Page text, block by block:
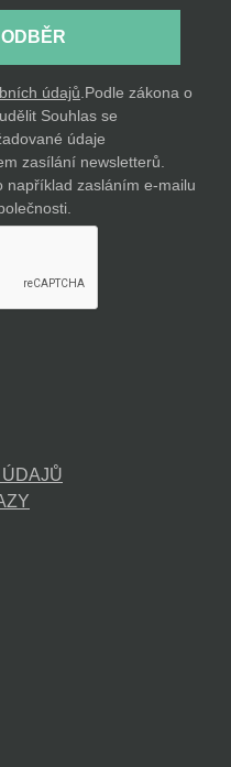
údajů.Podle zákona o
Souhlas se
údaje
zasílání newsletterů.
například zasláním e-mailu